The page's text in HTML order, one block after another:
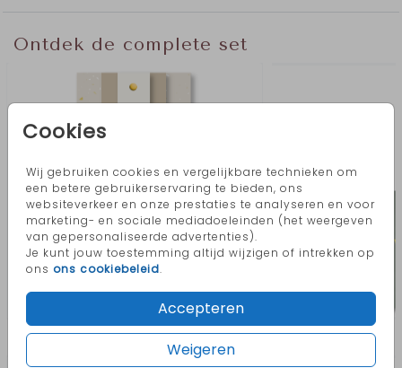
Cookies
Wij gebruiken cookies en vergelijkbare technieken om
een betere gebruikerservaring te bieden, ons
websiteverkeer en onze prestaties te analyseren en voor
marketing- en sociale mediadoeleinden (het weergeven
van gepersonaliseerde advertenties).
Je kunt jouw toestemming altijd wijzigen of intrekken op
ons ons cookiebeleid.
Accepteren
Weigeren
Ontdek de complete set
Meer in deze stijl